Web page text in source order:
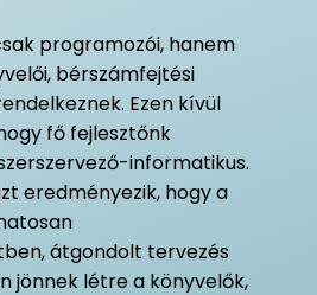
programozói, hanem
bérszámfejtési
Ezen kívül
fő fejlesztőnk
informatikus.
eredményezik, hogy a
átgondolt tervezés
jönnek létre a könyvelők,